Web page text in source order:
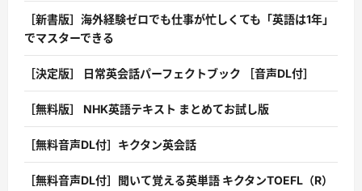
［新書版］海外経験ゼロでも仕事が忙しくても「英語は1年」
でマスターできる
［決定版］ 日常英会話パーフェクトブック ［音声DL付］
［無料版］ NHK英語テキスト まとめてお試し版
［無料音声DL付］キクタン英会話
［無料音声DL付］聞いて覚える英単語 キクタンTOEFL（R）